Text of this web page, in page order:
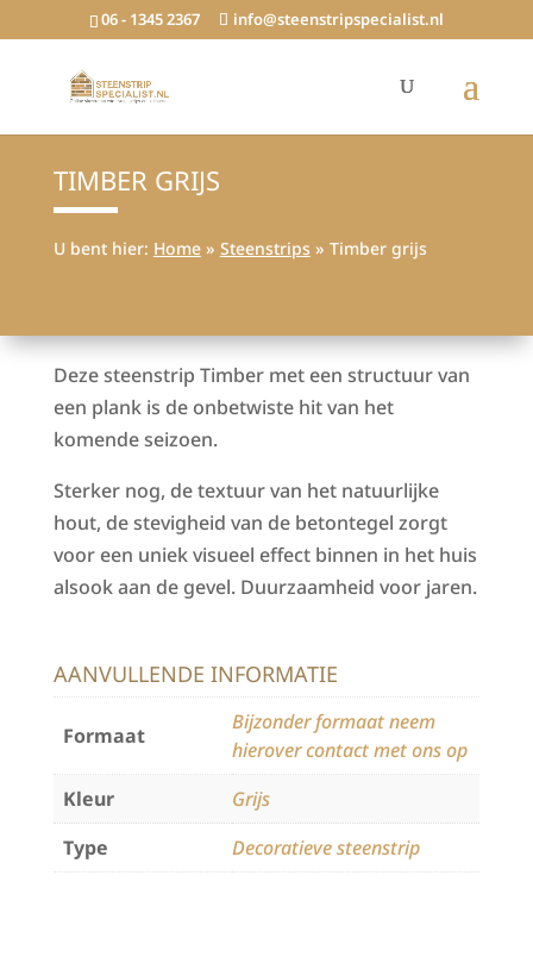
06 - 1345 2367 info@steenstripspecialist.nl
TIMBER GRIJS
U bent hier: Home» Steenstrips » Timber grijs
Deze steenstrip Timber met een structuur van
een plank is de onbetwiste hit van het
komende seizoen.
Sterker nog, de textuur van het natuurlijke
hout, de stevigheid van de betontegel zorgt
voor een uniek visueel effect binnen in het huis
alsook aan de gevel. Duurzaamheid voor jaren.
AANVULLENDE INFORMATIE
Formaat
Bijzonder formaat neem
hierover contact met ons op
Kleur
Grijs
Type
Decoratieve steenstrip